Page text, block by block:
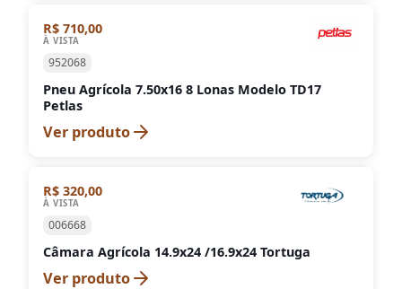
R$ 710,00
À VISTA
952068
Pneu Agrícola 7.50x16 8 Lonas Modelo TD17
Petlas
Ver produto
R$ 320,00
À VISTA
006668
Câmara Agrícola 14.9x24 /16.9x24 Tortuga
Ver produto